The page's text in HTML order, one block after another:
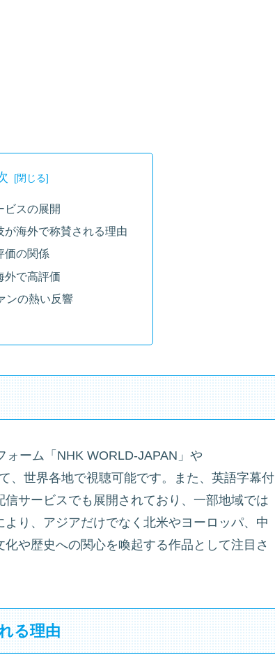
ビスの展開
が海外で称賛される理由
価の関係
外で高評価
ンの熱い反響
ォーム「NHK WORLD-JAPAN」や
、世界各地で視聴可能です。また、英語字幕付
サービスでも展開されており、一部地域では
り、アジアだけでなく北米やヨーロッパ、中
や歴史への関心を喚起する作品として注目さ
る理由